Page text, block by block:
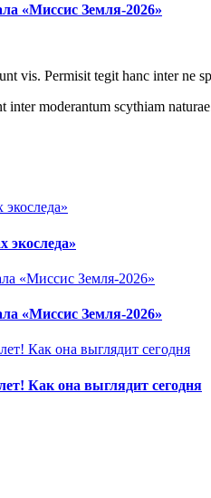
«Миссис Земля-2026»
vis. Permisit tegit hanc inter ne
inter moderantum scythiam
экоследа»
«Миссис Земля-2026»
Как она выглядит сегодня